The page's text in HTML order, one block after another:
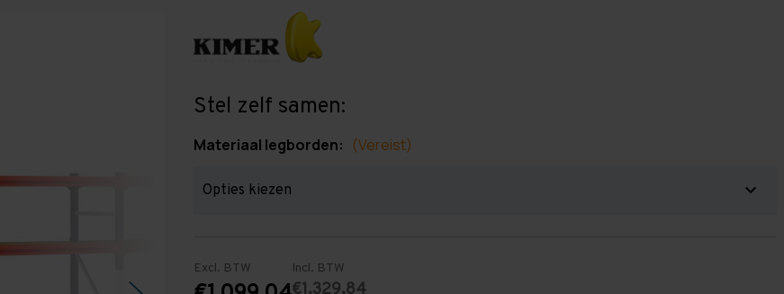
Stel zelf samen:
Materiaal legborden: (Vereist)
Excl. BTW Incl. BTW